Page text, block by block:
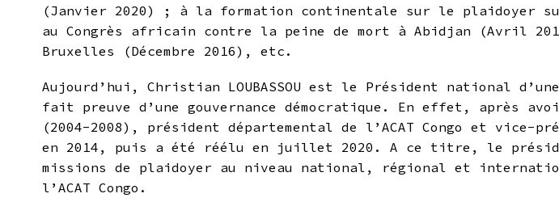
(Janvier 2020) ; à la formation continentale sur le plaidoyer
au Congrès africain contre la peine de mort à Abidjan (Avril
Bruxelles (Décembre 2016), etc.
Aujourd’hui, Christian LOUBASSOU est le Président national
fait preuve d’une gouvernance démocratique. En effet, après
(2004-2008), président départemental de l’ACAT Congo et
en 2014, puis a été réélu en juillet 2020. A ce titre, le
missions de plaidoyer au niveau national, régional et
l’ACAT Congo.